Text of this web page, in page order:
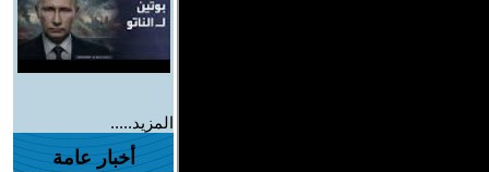
المزيد.....
أخبار عامة